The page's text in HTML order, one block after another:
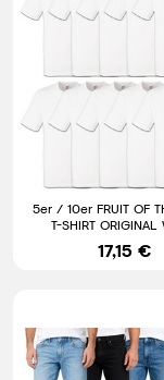
5er / 10er FRUIT OF
T-SHIRT ORIGINAL
HERREN SHIRT - S M
17,15 €